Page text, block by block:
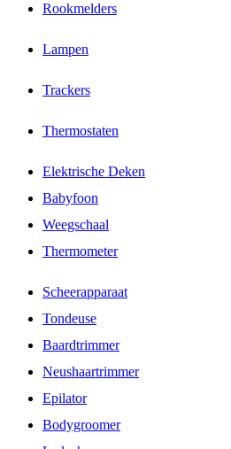
Rookmelders
Lampen
Trackers
Thermostaten
Elektrische Deken
Babyfoon
Weegschaal
Thermometer
Scheerapparaat
Tondeuse
Baardtrimmer
Neushaartrimmer
Epilator
Bodygroomer